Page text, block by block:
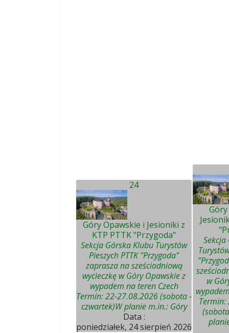
24
Góry Opawskie i Jesioniki z
KTP PTTK "Przygoda"
Sekcja Górska Klubu Turystów
Pieszych PTTK "Przygoda"
zaprasza na sześciodniową
wycieczkę w Góry Opawskie z
wypadem na teren Czech
Termin: 22-27.08.2026 (sobota -
czwartek)W planie m.in.: Góry
Data :
poniedziałek, 24 sierpień 2026
w
Termin: